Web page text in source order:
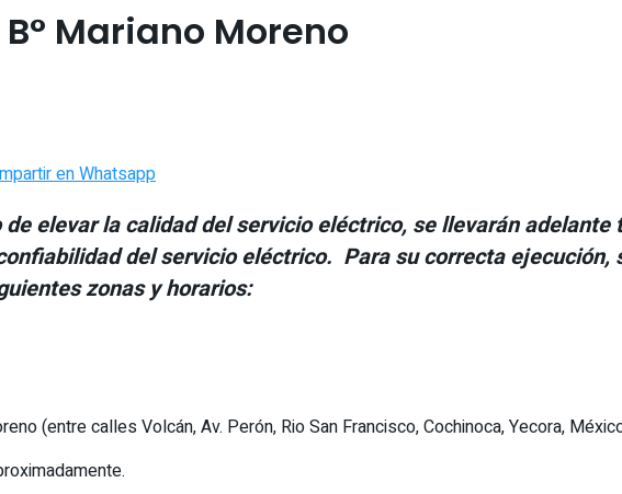
Mariano Moreno
en Whatsapp
elevar la calidad del servicio eléctrico, se llevarán
del servicio eléctrico. Para su correcta
zonas y horarios:
(entre calles Volcán, Av. Perón, Rio San Francisco, Cochinoca, Yecora,